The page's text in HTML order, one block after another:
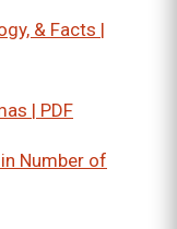
& Facts |
| PDF
Number of